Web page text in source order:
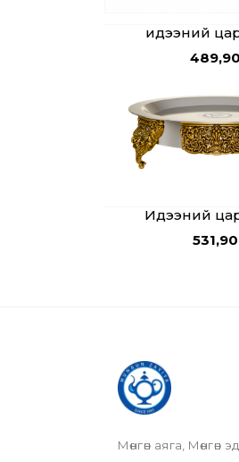
идээний
Идээний
Мөнгөн аяга, Мөнгөн